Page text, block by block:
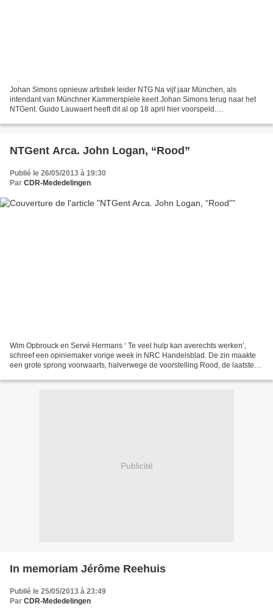
Johan Simons opnieuw artistiek leider NTG Na vijf jaar München, als
intendant van Münchner Kammerspiele keert Johan Simons terug naar het
NTGent. Guido Lauwaert heeft dit al op 18 april hier voorspeld.
gent-117179084.html...
NTGent Arca. John Logan, “Rood”
Publié le 26/05/2013 à 19:30
Par CDR-Mededelingen
Wim Opbrouck en Servé Hermans ‘ Te veel hulp kan averechts werken’,
schreef een opiniemaker vorige week in NRC Handelsblad. De zin maakte
een grote sprong voorwaarts, halverwege de voorstelling Rood, de laatste
Publicité
In memoriam Jérôme Reehuis
Publié le 25/05/2013 à 23:49
Par CDR-Mededelingen